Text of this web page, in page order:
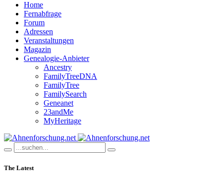
Home
Fernabfrage
Forum
Adressen
Veranstaltungen
Magazin
Genealogie-Anbieter
Ancestry
FamilyTreeDNA
FamilyTree
FamilySearch
Geneanet
23andMe
MyHeritage
The Latest